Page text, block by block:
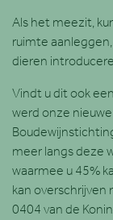
Als het meezit,
ruimte
dieren
Vindt u dit ook
werd onze
meer langs deze
waarmee u 45%
kan overschrijven
0404 van de